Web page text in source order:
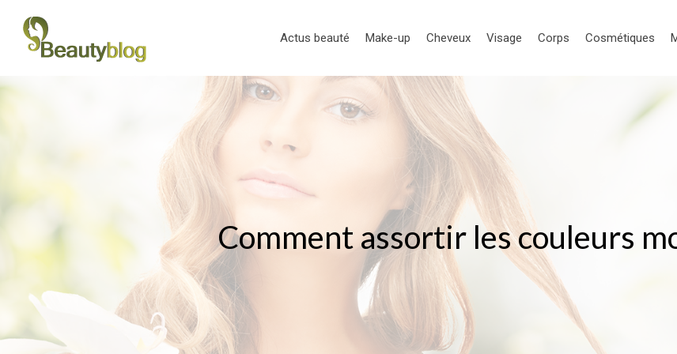
Actus beauté Make-up Cheveux Visage Corps Cosmétiques
Comment assortir les couleurs